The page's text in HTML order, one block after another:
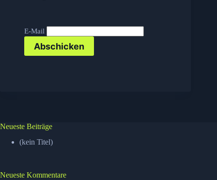
E-Mail
Neueste Beiträge
(kein Titel)
Neueste Kommentare